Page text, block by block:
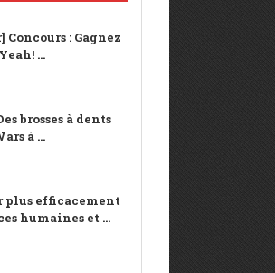
Concours : Gagnez
...
brosses à dents
à ...
plus efficacement
humaines et ...